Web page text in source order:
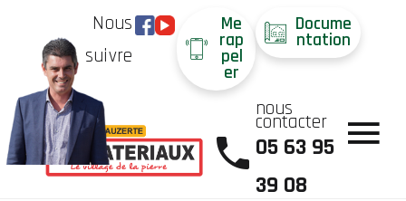
Nous
suivre
Me
rap
pel
er
Docume
ntation
nous
contacter
05 63 95
39 08